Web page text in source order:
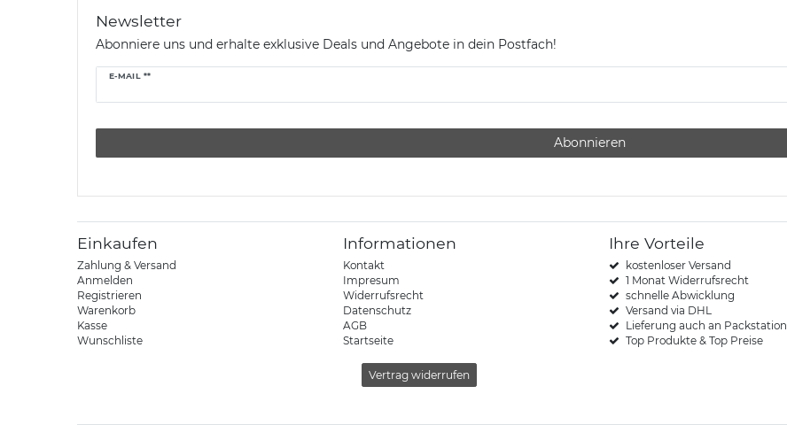
Newsletter
Abonniere uns und erhalte exklusive Deals und Angebote in dein Postfach!
E-MAIL **
Newsletter
Abonnieren
Einkaufen
Zahlung & Versand
Anmelden
Registrieren
Warenkorb
Kasse
Wunschliste
Informationen
Kontakt
Impresum
Widerrufsrecht
Datenschutz
AGB
Startseite
Vertrag widerrufen
Ihre Vorteile
kostenloser Versand
1 Monat Widerrufsrecht
schnelle Abwicklung
Versand via DHL
Lieferung auch an Packstation
Top Produkte & Top Preise